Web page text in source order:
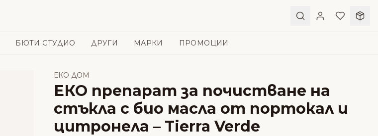
БЮТИ СТУДИО ДРУГИ МАРКИ ПРОМОЦИИ
ЕКО ДОМ
ЕКО препарат за почистване на
стъкла с био масла от портокал и
цитронела – Tierra Verde